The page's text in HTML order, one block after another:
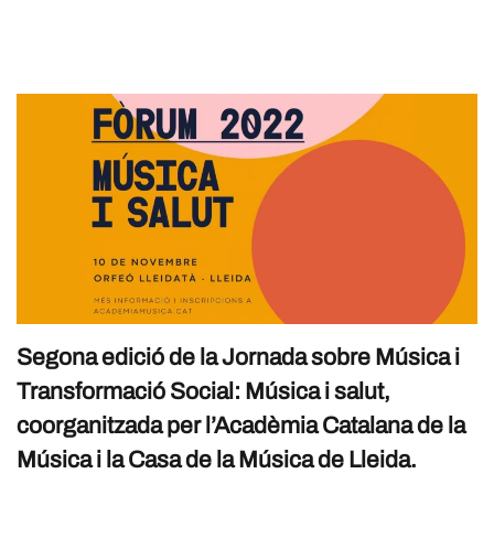
Segona edició de la Jornada sobre Música i
Transformació Social: Música i salut,
coorganitzada per l’Acadèmia Catalana de la
Música i la Casa de la Música de Lleida.